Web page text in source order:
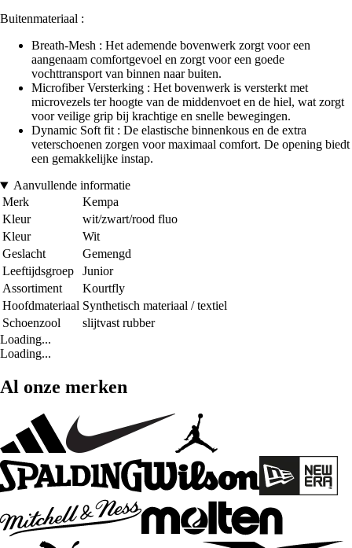
Buitenmateriaal :
Breath-Mesh : Het ademende bovenwerk zorgt voor een
aangenaam comfortgevoel en zorgt voor een goede
vochttransport van binnen naar buiten.
Microfiber Versterking : Het bovenwerk is versterkt met
microvezels ter hoogte van de middenvoet en de hiel, wat zorgt
voor veilige grip bij krachtige en snelle bewegingen.
Dynamic Soft fit : De elastische binnenkous en de extra
veterschoenen zorgen voor maximaal comfort. De opening biedt
een gemakkelijke instap.
Aanvullende informatie
Merk
Kempa
Kleur
wit/zwart/rood fluo
Kleur
Wit
Geslacht
Gemengd
Leeftijdsgroep
Junior
Assortiment
Kourtfly
Hoofdmateriaal Synthetisch materiaal / textiel
Schoenzool
slijtvast rubber
Loading...
Loading...
Al onze merken